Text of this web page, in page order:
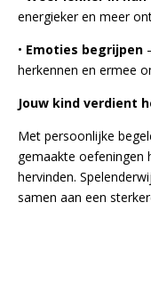
energieker en meer
• Emoties begrijpen
herkennen en ermee
Jouw kind verdient
Met persoonlijke
gemaakte oefeningen
hervinden.
samen aan een